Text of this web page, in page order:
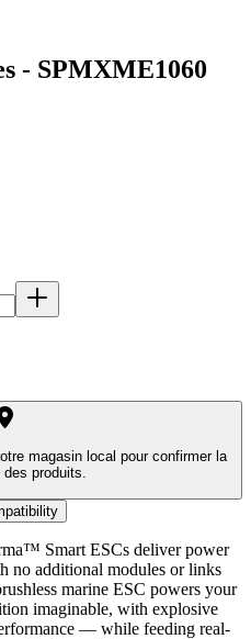
- SPMXME1060
magasin local pour confirmer la
produits.
Smart ESCs deliver power
no additional modules or links
marine ESC powers your
imaginable, with explosive
— while feeding real-